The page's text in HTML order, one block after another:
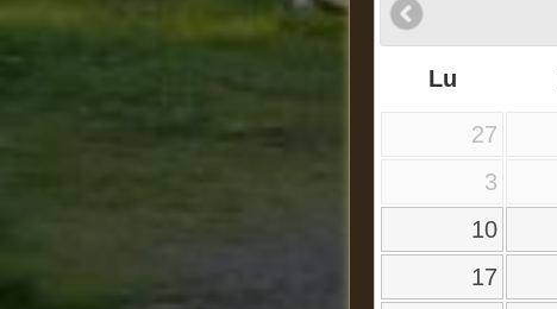
Lu
27
3
10
17